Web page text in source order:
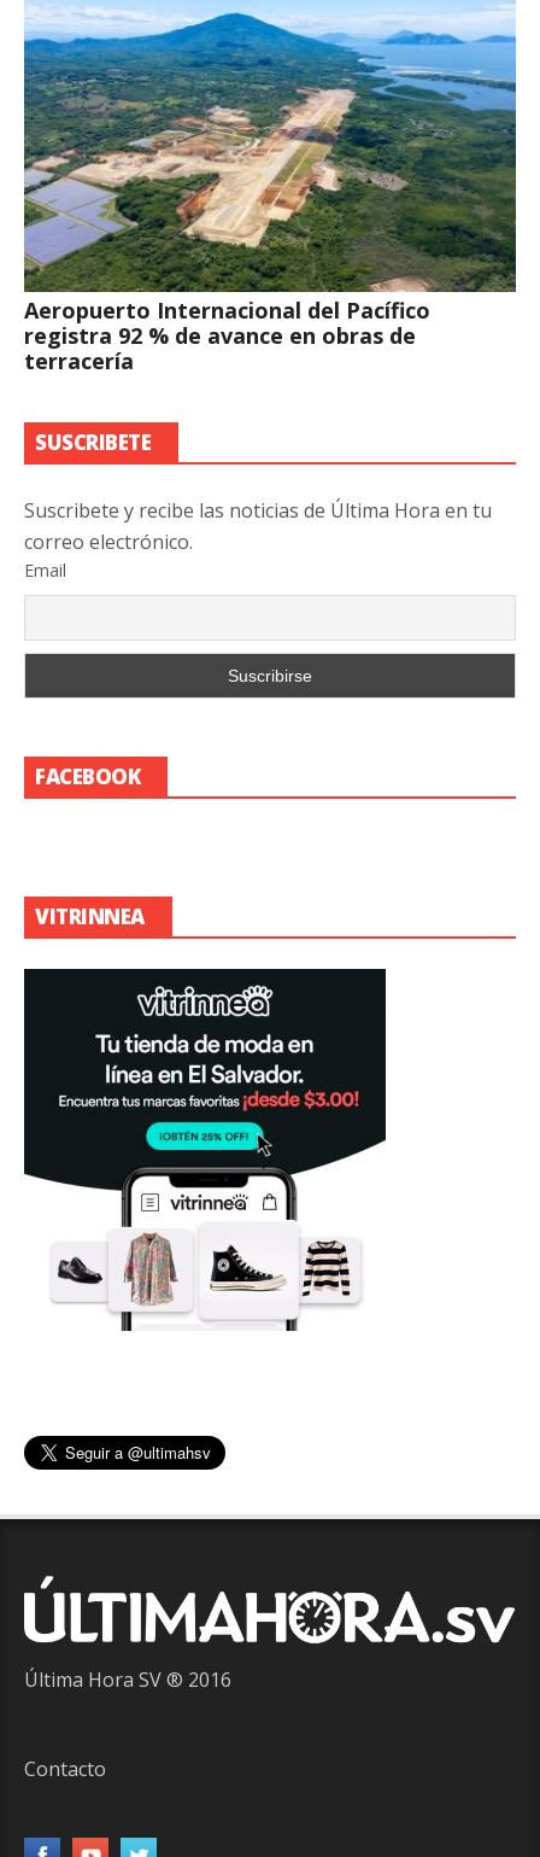
Aeropuerto Internacional del Pacífico
registra 92 % de avance en obras de
terracería
SUSCRIBETE
Suscribete y recibe las noticias de Última Hora en tu
correo electrónico.
Email
FACEBOOK
VITRINNEA
Última Hora SV ® 2016
Contacto